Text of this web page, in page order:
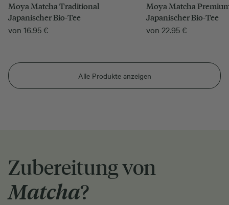
Alle Produkte anzeigen
Moya Matcha Traditional
Japanischer Bio-Tee
von 16.95€
Moya Matcha
Japanischer Bio-Tee
von 22.95€
Zubereitung von
Matcha?